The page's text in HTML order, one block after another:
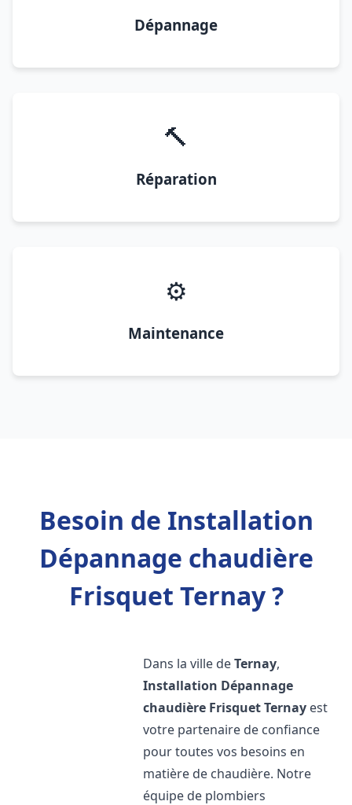
Dépannage
🔨
Réparation
⚙️
Maintenance
Besoin de Installation
Dépannage chaudière
Frisquet Ternay ?
Dans la ville deTernay,
Installation Dépannage
chaudière FrisquetTernay est
votre partenaire de confiance
pour toutes vos besoins en
matière de chaudière. Notre
équipe de plombiers